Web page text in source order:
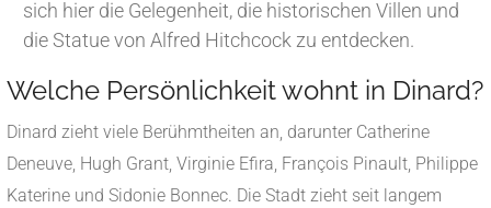
sich hier die Gelegenheit, die historischen Villen und
die Statue von Alfred Hitchcock zu entdecken.
Welche Persönlichkeit wohnt in Dinard?
Dinard zieht viele Berühmtheiten an, darunter Catherine
Deneuve, Hugh Grant, Virginie Efira, François Pinault, Philippe
Katerine und Sidonie Bonnec. Die Stadt zieht seit langem